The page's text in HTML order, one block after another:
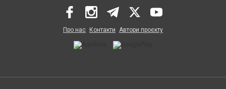
Про нас Контакти Автори проєкту